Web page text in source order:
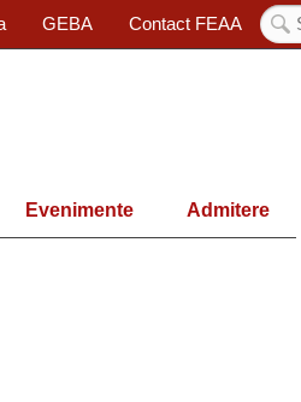
GEBA Contact FEAA
Evenimente Admitere